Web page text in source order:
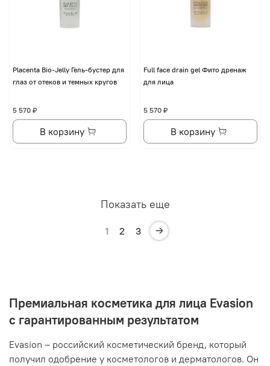
Placenta Bio-Jelly Гель-бустер для
глаз от отеков и темных кругов
5 570 ₽
В корзину
Full face drain gel Фито дренаж
для лица
5 570 ₽
В корзину
Показать еще
1 2 3
Премиальная косметика для лица Evasion
с гарантированным результатом
Evasion – российский косметический бренд, который
получил одобрение у косметологов и дерматологов. Он